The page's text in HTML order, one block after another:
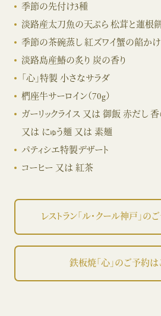
季節の先付け3種
淡路産太刀魚の天ぷら 松茸と蓮根
季節の茶碗蒸し 紅ズワイ蟹の餡かけ
淡路島産鰆の炙り 炭の香り
「心」特製 小さなサラダ
椚座牛サーロイン（70g）
ガーリックライス 又は 御飯 赤だし
又は にゅう麺 又は 素麺
パティシエ特製デザート
コーヒー 又は 紅茶
レストラン「ル・クール神戸」の
鉄板焼「心」のご予約は